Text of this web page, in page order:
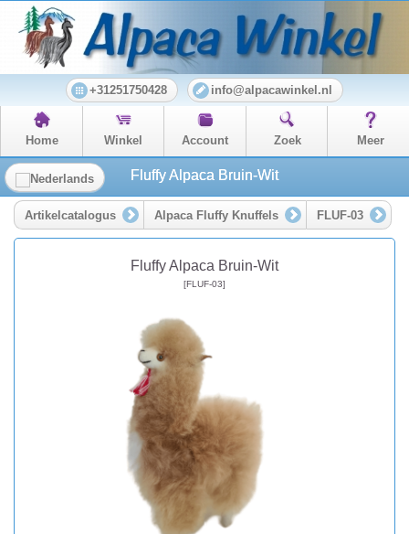
+31251750428 info@alpacawinkel.nl
Home Winkel Account Zoek Meer
Fluffy Alpaca Bruin-Wit
Artikelcatalogus Alpaca Fluffy Knuffels FLUF-03
Fluffy Alpaca Bruin-Wit
[FLUF-03]